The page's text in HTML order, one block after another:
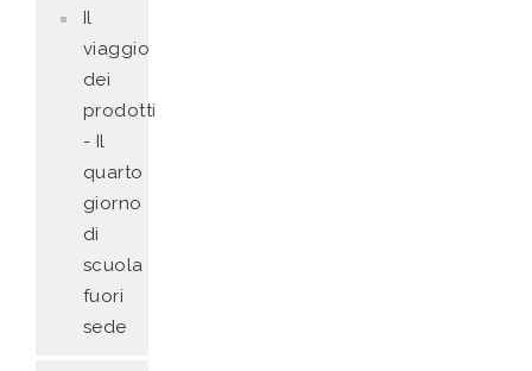
Il
viaggio
dei
prodotti
- Il
quarto
giorno
di
scuola
fuori
sede